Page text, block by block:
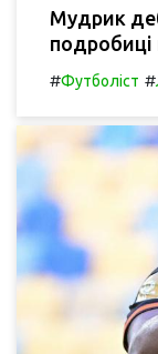
Мудрик
подробиці
#Футболіст #